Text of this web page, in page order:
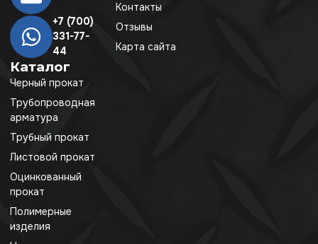
+7 (700)
331-77-
44
Каталог
Черный прокат
Трубопроводная
арматура
Трубный прокат
Листовой прокат
Оцинкованный
прокат
Полимерные
изделия
Контакты
Отзывы
Карта сайта